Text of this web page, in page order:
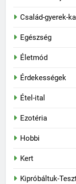
Család-gyerek-
Egészség
Életmód
Érdekességek
Étel-ital
Ezotéria
Hobbi
Kert
Kipróbáltuk-